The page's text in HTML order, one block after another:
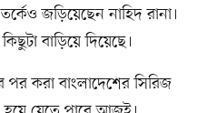
জড়িয়েছেন নাহিদ রানা।
বাড়িয়ে দিয়েছে।
করা বাংলাদেশের সিরিজ